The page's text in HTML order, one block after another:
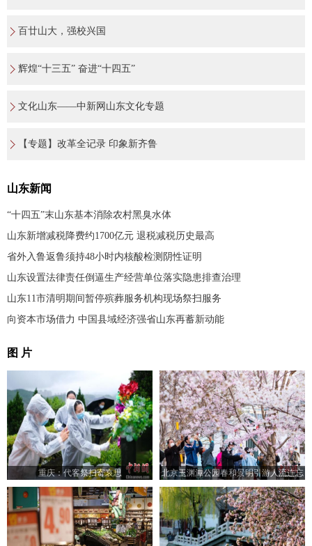
百廿山大，强校兴国
辉煌“十三五” 奋进“十四五”
文化山东——中新网山东文化专题
【专题】改革全记录 印象新齐鲁
山东新闻
“十四五”末山东基本消除农村黑臭水体
山东新增减税降费约1700亿元 退税减税历史最高
省外入鲁返鲁须持48小时内核酸检测阴性证明
山东设置法律责任倒逼生产经营单位落实隐患排查治理
山东11市清明期间暂停殡葬服务机构现场祭扫服务
向资本市场借力 中国县域经济强省山东再蓄新动能
图 片
重庆：代客祭扫寄哀思
北京玉渊潭公园春和景明引游人流连忘
返